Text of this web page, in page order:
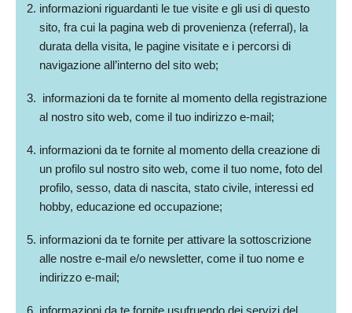
informazioni riguardanti le tue visite e gli usi di questo
sito, fra cui la pagina web di provenienza (referral), la
durata della visita, le pagine visitate e i percorsi di
navigazione all’interno del sito web;
informazioni da te fornite al momento della registrazione
al nostro sito web, come il tuo indirizzo e-mail;
informazioni da te fornite al momento della creazione di
un profilo sul nostro sito web, come il tuo nome, foto del
profilo, sesso, data di nascita, stato civile, interessi ed
hobby, educazione ed occupazione;
informazioni da te fornite per attivare la sottoscrizione
alle nostre e-mail e/o newsletter, come il tuo nome e
indirizzo e-mail;
informazioni da te fornite usufruendo dei servizi del